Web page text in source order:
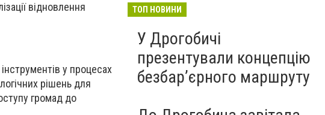
відновлення
у процесах
рішень для
громад до
ТОП НОВИНИ
У Дрогобичі
презентували концепцію
безбар’єрного маршруту